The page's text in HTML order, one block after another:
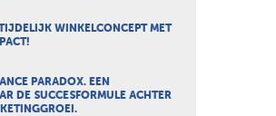
WINKELCONCEPT MET
PARADOX. EEN
DE SUCCESFORMULE ACHTER